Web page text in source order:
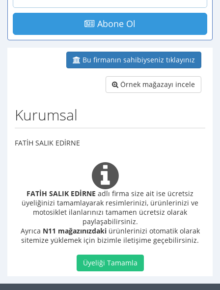
Abone Ol
Bu firmanın sahibiyseniz tıklayınız
Örnek mağazayı incele
Kurumsal
FATİH SALIK EDİRNE
FATİH SALIK EDİRNE adlı firma size ait ise ücretsiz
üyeliğinizi tamamlayarak resimlerinizi, ürünlerinizi ve
motosiklet ilanlarınızı tamamen ücretsiz olarak
paylaşabilirsiniz.
Ayrıca N11 mağazınızdakiürünlerinizi otomatik olarak
sitemize yüklemek için bizimle iletişime geçebilirsiniz.
Üyeliği Tamamla